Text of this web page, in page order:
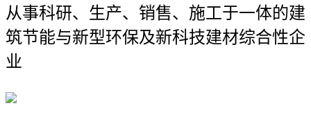
从事科研、生产、销售、施工于一体的建
筑节能与新型环保及新科技建材综合性企
业